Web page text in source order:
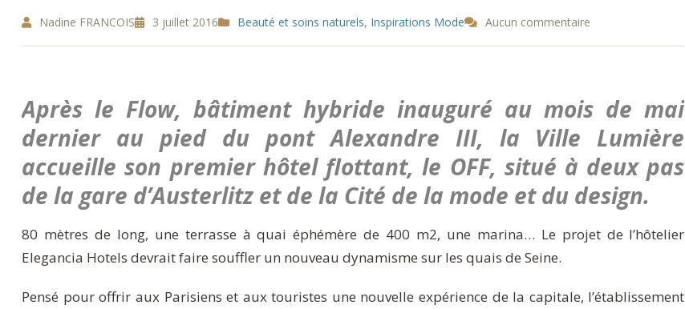
Nadine FRANCOIS 3 juillet 2016 Beauté et soins naturels, Inspirations Mode Aucun commentaire
Après le Flow, bâtiment hybride inauguré au mois de mai
dernier au pied du pont Alexandre III, la Ville Lumière
accueille son premier hôtel flottant, le OFF, situé à deux pas
de la gare d’Austerlitz et de la Cité de la mode et du design.
80 mètres de long, une terrasse à quai éphémère de 400 m2, une marina… Le projet de l’hôtelier
Elegancia Hotels devrait faire souffler un nouveau dynamisme sur les quais de Seine.
Pensé pour offrir aux Parisiens et aux touristes une nouvelle expérience de la capitale, l’établissement